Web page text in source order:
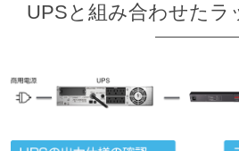
UPSと組み合わせたラ